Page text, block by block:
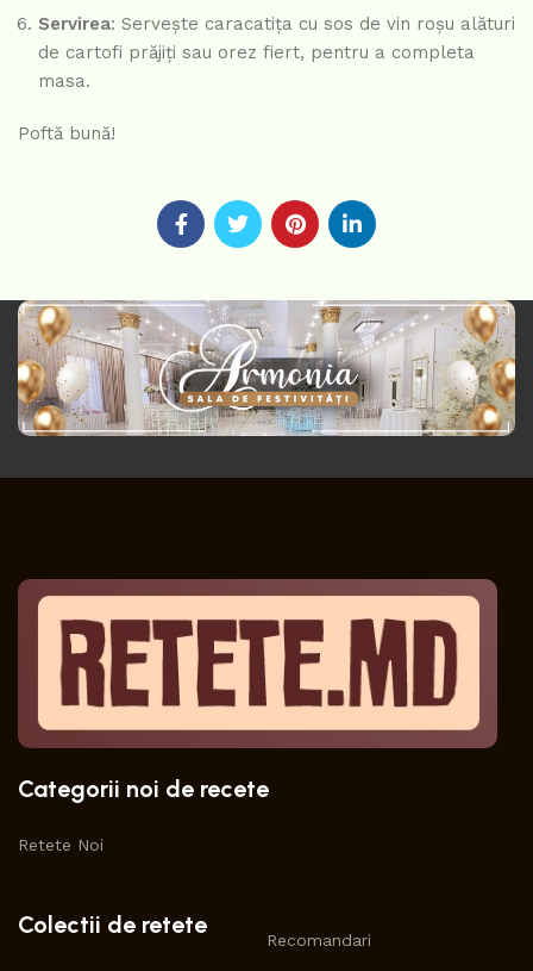
Servirea: Servește caracatița cu sos de vin roșu alături
de cartofi prăjiți sau orez fiert, pentru a completa
masa.
Poftă bună!
Categorii noi de recete
Retete Noi
Colectii de retete
Recomandari